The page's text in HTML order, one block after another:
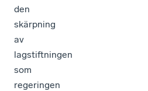
den
skärpning
av
lagstiftningen
som
regeringen